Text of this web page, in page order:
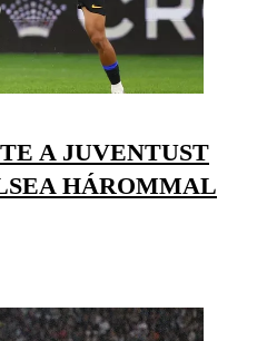
A JUVENTUST
HÁROMMAL